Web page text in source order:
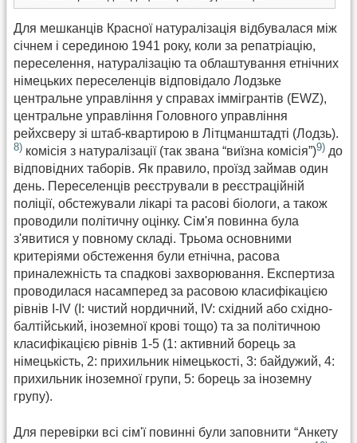
Для мешканців Красної натуралізація відбувалася між
січнем і серединою 1941 року, коли за репатріацію,
переселення, натуралізацію та облаштування етнічних
німецьких переселенців відповідало Лодзьке
центральне управління у справах іммігрантів (EWZ),
центральне управління Головного управління
рейхсверу зі штаб-квартирою в Літцманштадті (Лодзь).
8) комісія з натуралізації (так звана “виїзна комісія”)9) до
відповідних таборів. Як правило, проїзд займав один
день. Переселенців реєстрували в реєстраційній
поліції, обстежували лікарі та расові біологи, а також
проводили політичну оцінку. Сім'я повинна була
з'явитися у повному складі. Трьома основними
критеріями обстеження були етнічна, расова
приналежність та спадкові захворювання. Експертиза
проводилася насамперед за расовою класифікацією
рівнів I-IV (I: чистий нордичний, IV: східний або східно-
балтійський, іноземної крові тощо) та за політичною
класифікацією рівнів 1-5 (1: активний борець за
німецькість, 2: прихильник німецькості, 3: байдужий, 4:
прихильник іноземної групи, 5: борець за іноземну
групу).
Для перевірки всі сім'ї повинні були заповнити “Анкету